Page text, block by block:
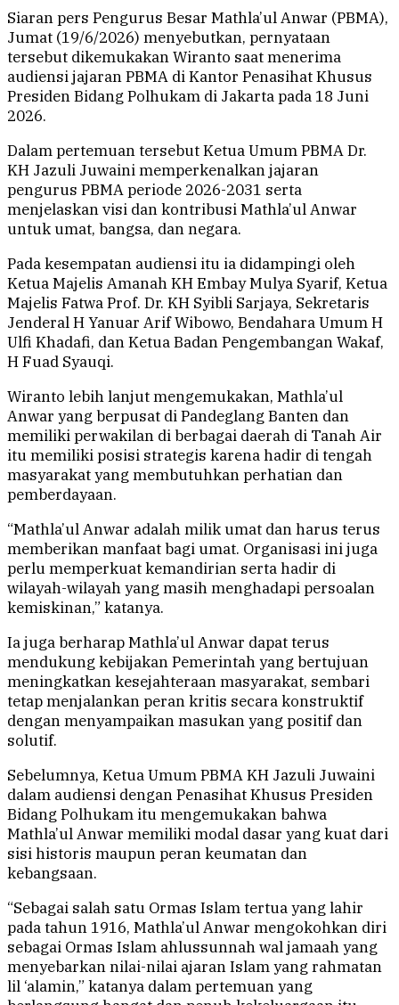
Siaran pers Pengurus Besar Mathla’ul Anwar (PBMA),
Jumat (19/6/2026) menyebutkan, pernyataan
tersebut dikemukakan Wiranto saat menerima
audiensi jajaran PBMA di Kantor Penasihat Khusus
Presiden Bidang Polhukam di Jakarta pada 18 Juni
2026.
Dalam pertemuan tersebut Ketua Umum PBMA Dr.
KH Jazuli Juwaini memperkenalkan jajaran
pengurus PBMA periode 2026-2031 serta
menjelaskan visi dan kontribusi Mathla’ul Anwar
untuk umat, bangsa, dan negara.
Pada kesempatan audiensi itu ia didampingi oleh
Ketua Majelis Amanah KH Embay Mulya Syarif, Ketua
Majelis Fatwa Prof. Dr. KH Syibli Sarjaya, Sekretaris
Jenderal H Yanuar Arif Wibowo, Bendahara Umum H
Ulfi Khadafi, dan Ketua Badan Pengembangan Wakaf,
H Fuad Syauqi.
Wiranto lebih lanjut mengemukakan, Mathla’ul
Anwar yang berpusat di Pandeglang Banten dan
memiliki perwakilan di berbagai daerah di Tanah Air
itu memiliki posisi strategis karena hadir di tengah
masyarakat yang membutuhkan perhatian dan
pemberdayaan.
“Mathla’ul Anwar adalah milik umat dan harus terus
memberikan manfaat bagi umat. Organisasi ini juga
perlu memperkuat kemandirian serta hadir di
wilayah-wilayah yang masih menghadapi persoalan
kemiskinan,” katanya.
Ia juga berharap Mathla’ul Anwar dapat terus
mendukung kebijakan Pemerintah yang bertujuan
meningkatkan kesejahteraan masyarakat, sembari
tetap menjalankan peran kritis secara konstruktif
dengan menyampaikan masukan yang positif dan
solutif.
Sebelumnya, Ketua Umum PBMA KH Jazuli Juwaini
dalam audiensi dengan Penasihat Khusus Presiden
Bidang Polhukam itu mengemukakan bahwa
Mathla’ul Anwar memiliki modal dasar yang kuat dari
sisi historis maupun peran keumatan dan
kebangsaan.
“Sebagai salah satu Ormas Islam tertua yang lahir
pada tahun 1916, Mathla’ul Anwar mengokohkan diri
sebagai Ormas Islam ahlussunnah wal jamaah yang
menyebarkan nilai-nilai ajaran Islam yang rahmatan
lil ‘alamin,” katanya dalam pertemuan yang